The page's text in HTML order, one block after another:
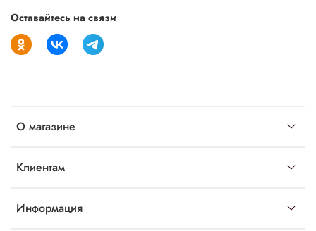
О магазине
Клиентам
Информация
Оставайтесь на связи